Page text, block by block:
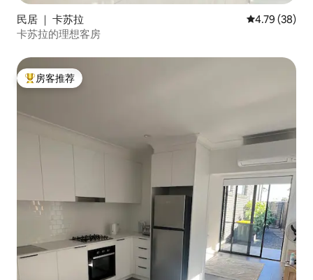
民居 ｜ 卡苏拉 平均评分
4.79 (38)
卡苏拉的理想客房
热门「房客推荐」
房客推荐